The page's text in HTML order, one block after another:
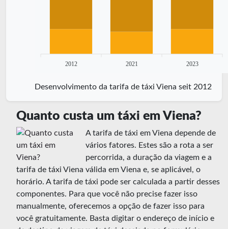
2012 2021 2023
Desenvolvimento da tarifa de táxi Viena seit 2012
Quanto custa um táxi em Viena?
A tarifa de táxi em Viena depende de
vários fatores. Estes são a rota a ser
percorrida, a duração da viagem e a
tarifa de táxi Viena válida em Viena e, se aplicável, o
horário. A tarifa de táxi pode ser calculada a partir desses
componentes. Para que você não precise fazer isso
manualmente, oferecemos a opção de fazer isso para
você gratuitamente. Basta digitar o endereço de início e